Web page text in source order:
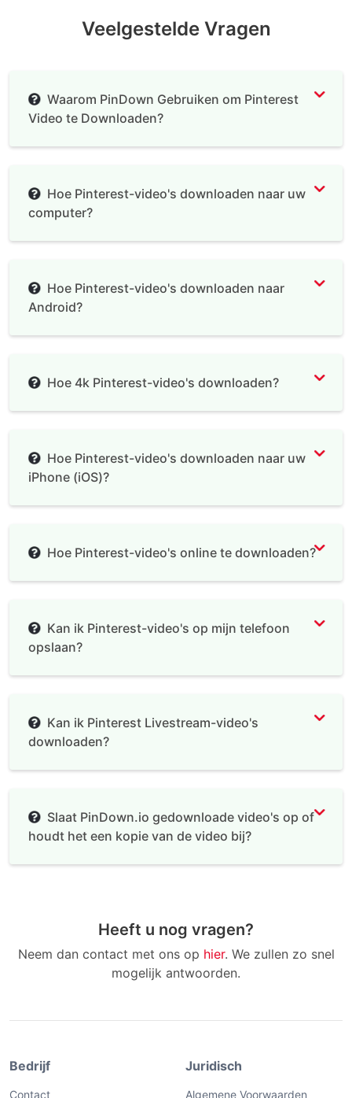
Veelgestelde Vragen
Waarom PinDown Gebruiken om Pinterest
Video te Downloaden?
Download
Hoe Pinterest-video's downloaden naar uw
computer?
Hoe Pinterest-video's downloaden naar
Android?
Hoe 4k Pinterest-video's downloaden?
Hoe Pinterest-video's downloaden naar uw
iPhone (iOS)?
Hoe Pinterest-video's online te downloaden?
Kan ik Pinterest-video's op mijn telefoon
opslaan?
Kan ik Pinterest Livestream-video's
downloaden?
Slaat PinDown.io gedownloade video's op of
houdt het een kopie van de video bij?
Heeft u nog vragen?
Neem dan contact met ons op hier. We zullen zo snel
mogelijk antwoorden.
Bedrijf
Contact
Juridisch
Algemene Voorwaarden